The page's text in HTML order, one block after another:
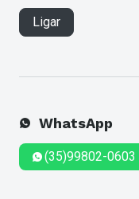
Ligar
WhatsApp
(35)99802-0603